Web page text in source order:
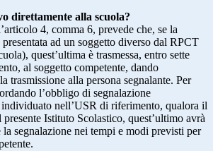
direttamente alla scuola?
4, comma 6, prevede che, se la
ad un soggetto diverso dal RPCT
quest’ultima è trasmessa, entro sette
al soggetto competente, dando
trasmissione alla persona segnalante. Per
l’obbligo di segnalazione
nell’USR di riferimento, qualora il
presente Istituto Scolastico, quest’ultimo avrà
la segnalazione nei tempi e modi previsti per